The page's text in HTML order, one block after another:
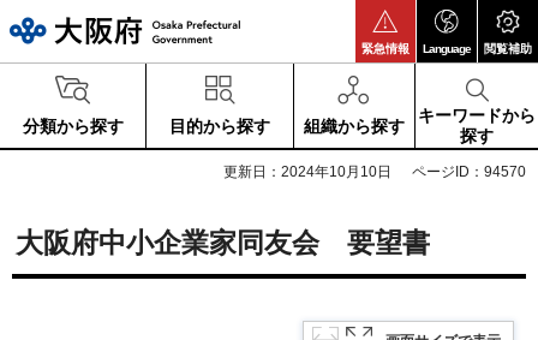
緊急情報 Language 閲覧補助
分類から探す 目的から探す 組織から探す
キーワードから
探す
更新日：2024年10月10日 ページID：94570
大阪府中小企業家同友会 要望書